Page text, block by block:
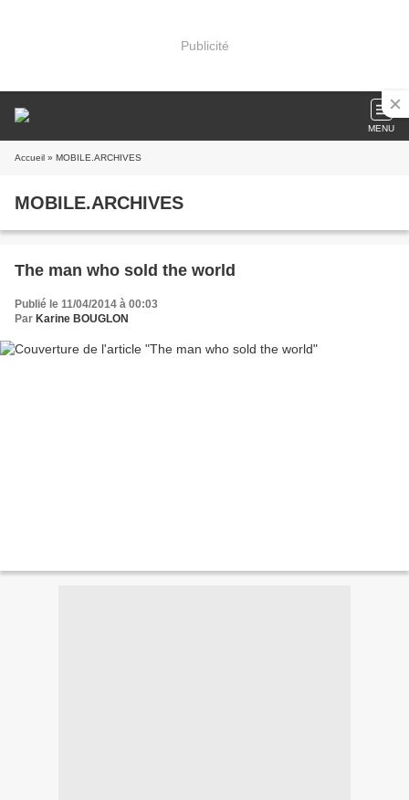
Publicité
MENU
Accueil » MOBILE.ARCHIVES
MOBILE.ARCHIVES
The man who sold the world
Publié le 11/04/2014 à 00:03
Par Karine BOUGLON